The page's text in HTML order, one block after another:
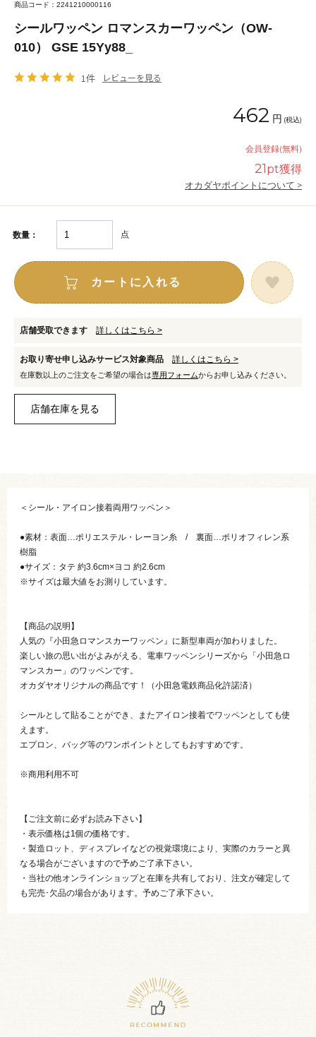
商品コード：2241210000116
シールワッペン ロマンスカーワッペン（OW-
010） GSE 15Yy88_
1件 レビューを見る
462 円 (税込)
会員登録(無料)
21pt獲得
オカダヤポイントについて >
数量： 点
カートに入れる
店舗受取できます 詳しくはこちら >
お取り寄せ申し込みサービス対象商品 詳しくはこちら >
在庫数以上のご注文をご希望の場合は専用フォームからお申し込みください。
＜シール・アイロン接着両用ワッペン＞
●素材：表面…ポリエステル・レーヨン糸 / 裏面…ポリオフィレン系
樹脂
●サイズ：タテ 約3.6cm×ヨコ 約2.6cm
※サイズは最大値をお測りしています。
【商品の説明】
人気の『小田急ロマンスカーワッペン』に新型車両が加わりました。
楽しい旅の思い出がよみがえる、電車ワッペンシリーズから「小田急ロ
マンスカー」のワッペンです。
オカダヤオリジナルの商品です！（小田急電鉄商品化許諾済）
シールとして貼ることができ、またアイロン接着でワッペンとしても使
えます。
エプロン、バッグ等のワンポイントとしてもおすすめです。
※商用利用不可
【ご注文前に必ずお読み下さい】
・表示価格は1個の価格です。
・製造ロット、ディスプレイなどの視覚環境により、実際のカラーと異
なる場合がございますので予めご了承下さい。
・当社の他オンラインショップと在庫を共有しており、注文が確定して
も完売･欠品の場合があります。予めご了承下さい。